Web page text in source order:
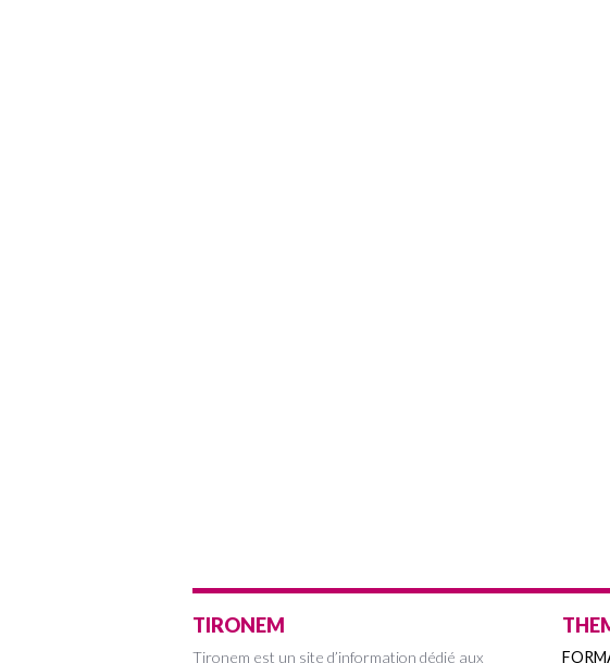
TIRONEM
Tironem est un site d’information dédié aux